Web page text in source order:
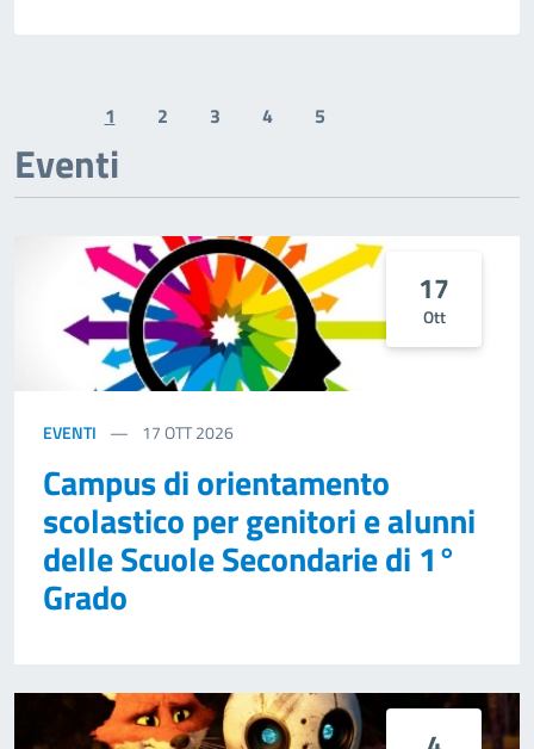
Previous page
1 2 3 4 5
Eventi
17
Ott
EVENTI 17OTT 2026
Campus di orientamento
scolastico per genitori e alunni
delle Scuole Secondarie di 1°
Grado